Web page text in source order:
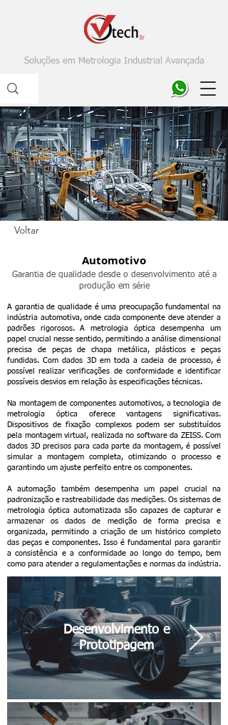
Soluções em Metrologia Industrial Avançada
Voltar
Automotivo
Garantia de qualidade desde o desenvolvimento até a
produção em série
A garantia de qualidade é uma preocupação fundamental na
indústria automotiva, onde cada componente deve atender a
padrões rigorosos. A metrologia óptica desempenha um
papel crucial nesse sentido, permitindo a análise dimensional
precisa de peças de chapa metálica, plásticos e peças
fundidas. Com dados 3D em toda a cadeia de processo, é
possível realizar verificações de conformidade e identificar
possíveis desvios em relação às especificações técnicas.
Na montagem de componentes automotivos, a tecnologia de
metrologia óptica oferece vantagens significativas.
Dispositivos de fixação complexos podem ser substituídos
pela montagem virtual, realizada no software da ZEISS. Com
dados 3D precisos para cada parte da montagem, é possível
simular a montagem completa, otimizando o processo e
garantindo um ajuste perfeito entre os componentes.
A automação também desempenha um papel crucial na
padronização e rastreabilidade das medições. Os sistemas de
metrologia óptica automatizada são capazes de capturar e
armazenar os dados de medição de forma precisa e
organizada, permitindo a criação de um histórico completo
das peças e componentes. Isso é fundamental para garantir
a consistência e a conformidade ao longo do tempo, bem
como para atender a regulamentações e normas da indústria.
Desenvolvimento e
Prototipagem